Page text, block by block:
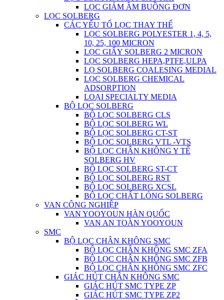
LỌC GIẢM ÂM BUỒNG ĐƠN
LỌC SOLBERG
CÁC YẾU TỐ LỌC THAY THẾ
LỌC SOLBERG POLYESTER 1, 4, 5,
10, 25, 100 MICRON
LỌC GIẤY SOLBERG 2 MICRON
LỌC SOLBERG HEPA,PTFE,ULPA
LỌ SOLBERG COALESING MEDIAL
LỌC SOLBERG CHEMICAL
ADSORPTION
LOẠI SPECIALTY MEDIA
BỘ LỌC SOLBERG
BỘ LỌC SOLBERG CLS
BỘ LỌC SOLBERG WL
BỘ LỌC SOLBERG CT-ST
BỘ LỌC SOLBERG VTL -VTS
BỘ LỌC CHÂN KHÔNG Y TẾ
SOLBERG HV
BỘ LỌC SOLBERG ST-CT
BỘ LỌC SOLBERG RST
BỘ LỌC SOLBERG XCSL
BỘ LỌC CHẤT LỎNG SOLBERG
VAN CÔNG NGHIỆP
VAN YOOYOUN HÀN QUỐC
VAN AN TOÀN YOOYOUN
SMC
BỘ LỌC CHÂN KHÔNG SMC
BỘ LỌC CHÂN KHÔNG SMC ZFA
BỘ LỌC CHÂN KHÔNG SMC ZFB
BỘ LỌC CHÂN KHÔNG SMC ZFC
GIÁC HÚT CHÂN KHÔNG SMC
GIÁC HÚT SMC TYPE ZP
GIÁC HÚT SMC TYPE ZP2